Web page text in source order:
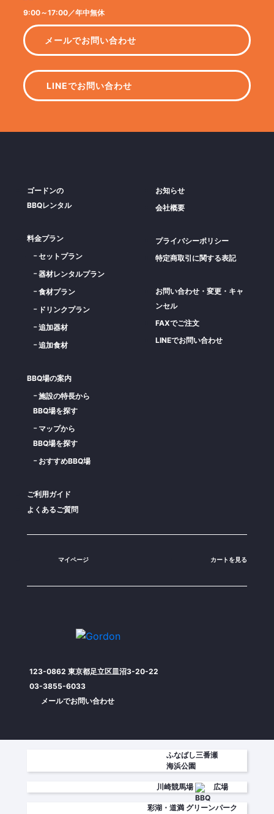
9:00～17:00／年中無休
メールでお問い合わせ
LINEでお問い合わせ
123-0862 東京都足立区皿沼3-20-22
03-3855-6033
メールでお問い合わせ
ゴードンの
BBQレンタル
料金プラン
セットプラン
器材レンタルプラン
食材プラン
ドリンクプラン
追加器材
追加食材
BBQ場の案内
施設の特長から
BBQ場を探す
マップから
BBQ場を探す
おすすめBBQ場
ご利用ガイド
よくあるご質問
お知らせ
会社概要
プライバシーポリシー
特定商取引に関する表記
お問い合わせ・変更・キャ
ンセル
FAXでご注文
LINEでお問い合わせ
マイページ カートを見る
ふなばし三番瀬
海浜公園
川崎競馬場 広場
彩湖・道満グリーンパーク